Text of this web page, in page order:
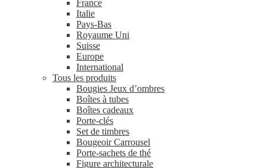
France
Italie
Pays-Bas
Royaume Uni
Suisse
Europe
International
Tous les produits
Bougies Jeux d’ombres
Boîtes à tubes
Boîtes cadeaux
Porte-clés
Set de timbres
Bougeoir Carrousel
Porte-sachets de thé
Figure architecturale